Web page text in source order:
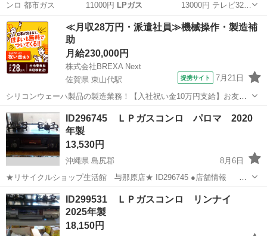
ンロ 都市ガス 11000円 LPガス 13000円 テレビ32…
東京 中野区 生活家電 新生活
≪月収28万円・派遣社員≫機械操作・製造補
助
月給230,000円
株式会社BREXA Next
佐賀県 東山代駅
提携サイト 7月21日
シリコンウェーハ製品の製造業務！【入社祝い金10万円支給】お友達
やカップルとの応募OK◎年間休日129日＆休出なしでプライベート充
実♪業務はクリーンルームで快適作業◎自社正社員登用制度あり★1食
300円～の格安食堂あり！《佐...
佐賀 伊万里市 その他
ID296745 ＬＰガスコンロ パロマ 2020
年製
13,530円
沖縄県 島尻郡
8月6日
★リサイクルショップ生活館 与那原店★ ID296745 ●店舗情報
営業時間：10：00 ～ 19：30(定休日は年末年始のみ） 住
所：与那原町上与那原２８９ 電話番号：ジモティーの規約により掲
載...
沖縄 島尻郡
ID299531 ＬＰガスコンロ リンナイ
2025年製
18,150円